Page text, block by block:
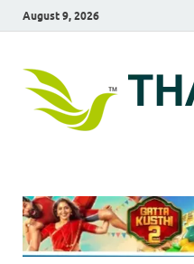
August 9, 2026